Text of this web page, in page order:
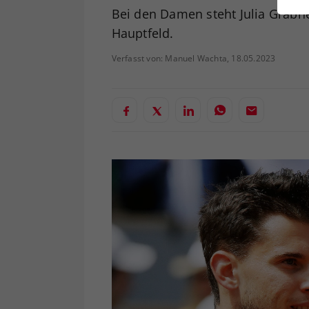
Bei den Damen steht Julia
Hauptfeld.
Verfasst von: Manuel Wachta, 18.05.2023